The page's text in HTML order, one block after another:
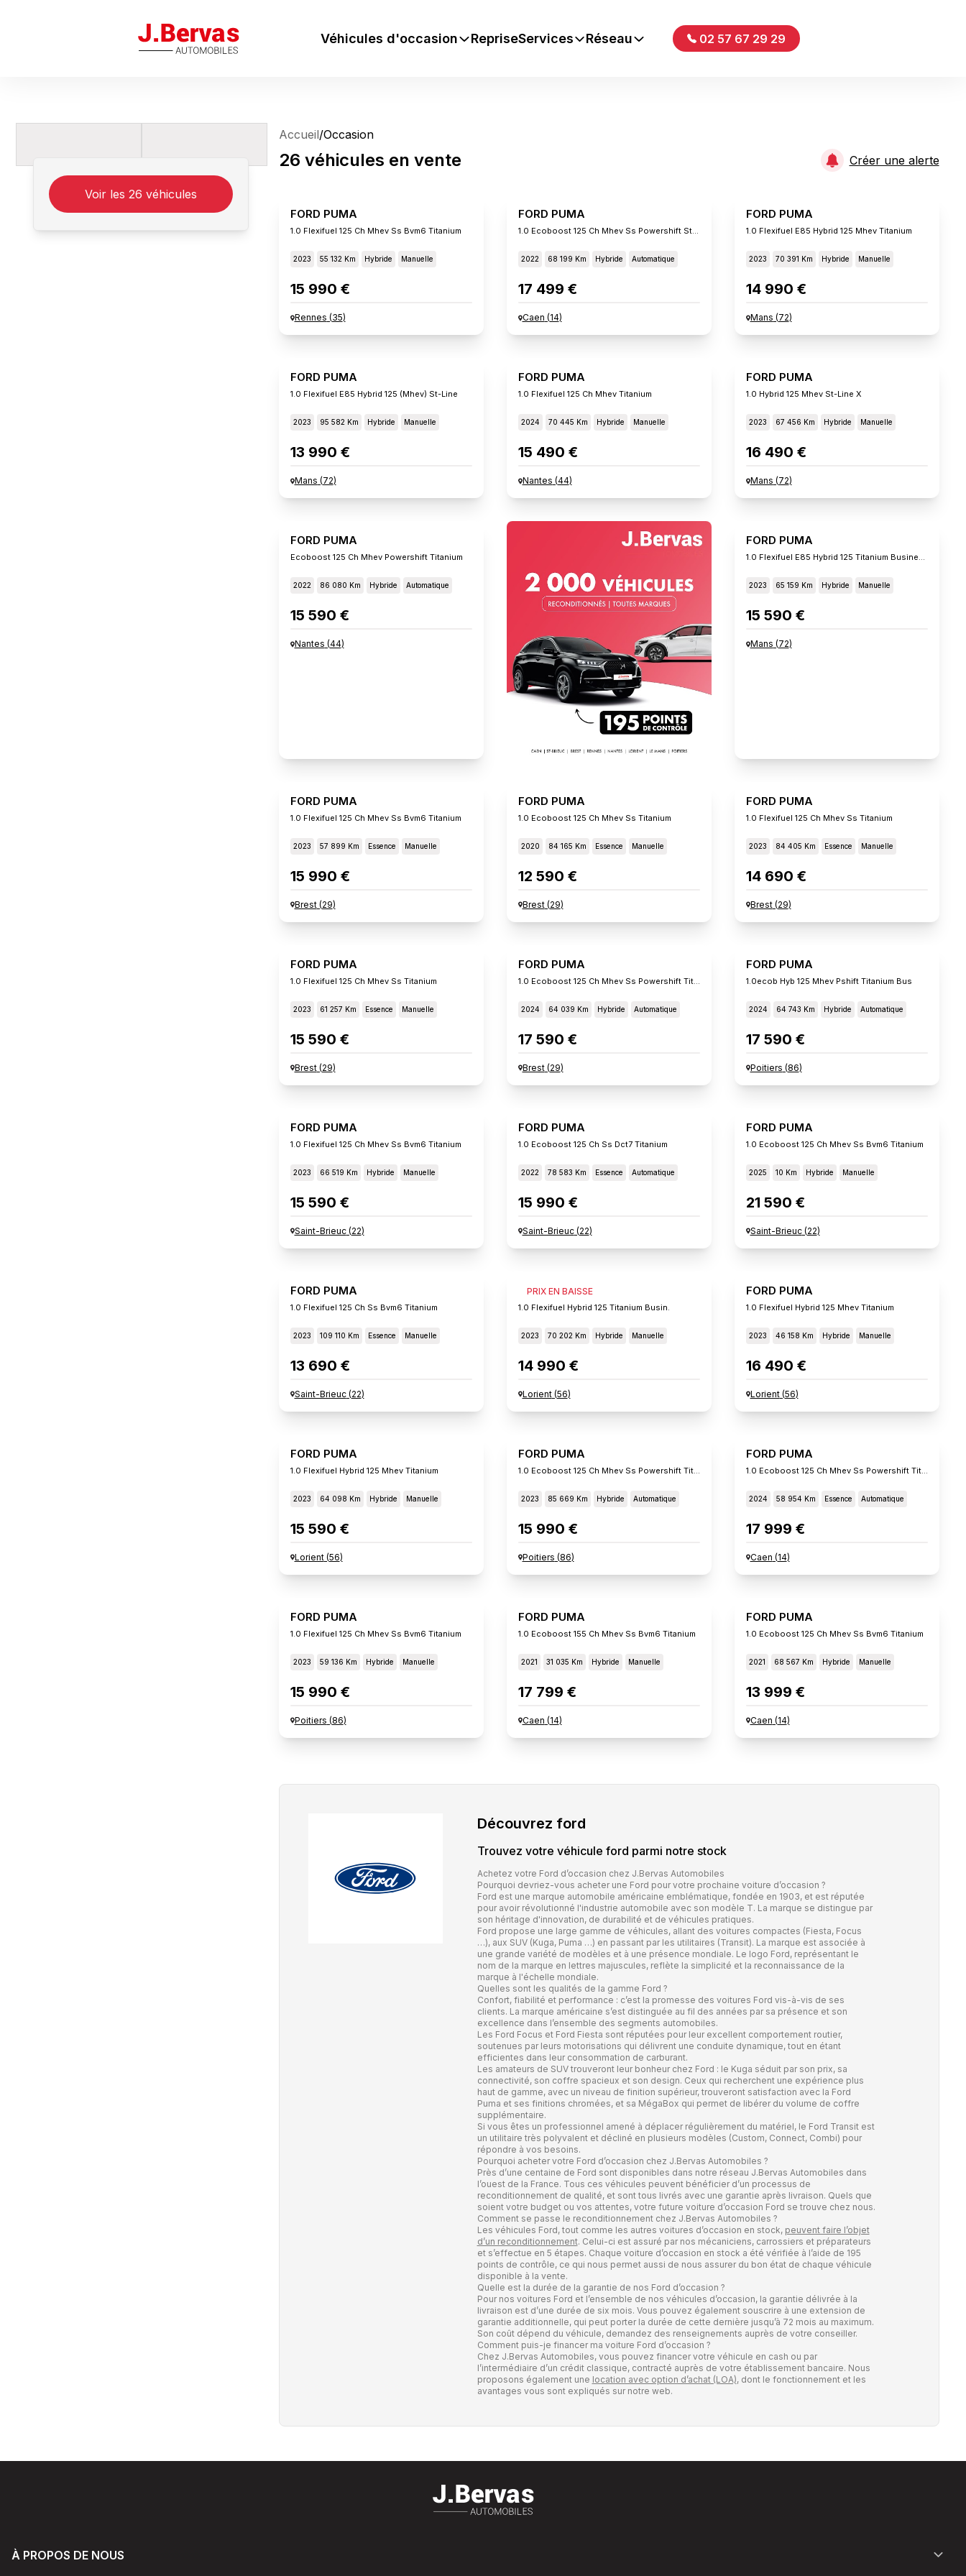
J.Bervas Véhicules d'occasion RepriseServices Réseau 02 57 67 29 29
Voir les 26 véhicules
Accueil/Occasion
26 véhicules en vente Créer une alerte
FORD PUMA
1.0 Flexifuel 125 Ch Mhev Ss Bvm6 Titanium
2023 55 132 Km Hybride Manuelle
15 990 €
Rennes (35)
FORD PUMA
1.0 Ecoboost 125 Ch Mhev Ss Powershift St-Line
2022 68 199 Km Hybride Automatique
17 499 €
Caen (14)
FORD PUMA
1.0 Flexifuel E85 Hybrid 125 Mhev Titanium
2023 70 391 Km Hybride Manuelle
14 990 €
Mans (72)
FORD PUMA
1.0 Flexifuel E85 Hybrid 125 (mhev) St-Line
2023 95 582 Km Hybride Manuelle
13 990 €
Mans (72)
FORD PUMA
1.0 Flexifuel 125 Ch Mhev Titanium
2024 70 445 Km Hybride Manuelle
15 490 €
Nantes (44)
FORD PUMA
1.0 Hybrid 125 Mhev St-Line X
2023 67 456 Km Hybride Manuelle
16 490 €
Mans (72)
FORD PUMA
Ecoboost 125 Ch Mhev Powershift Titanium
2022 86 080 Km Hybride Automatique
15 590 €
Nantes (44)
FORD PUMA
1.0 Flexifuel E85 Hybrid 125 Titanium Business
2023 65 159 Km Hybride Manuelle
15 590 €
Mans (72)
FORD PUMA
1.0 Flexifuel 125 Ch Mhev Ss Bvm6 Titanium
2023 57 899 Km Essence Manuelle
15 990 €
Brest(29)
FORD PUMA
1.0 Ecoboost 125 Ch Mhev Ss Titanium
2020 84 165 Km Essence Manuelle
12 590 €
Brest(29)
FORD PUMA
1.0 Flexifuel 125 Ch Mhev Ss Titanium
2023 84 405 Km Essence Manuelle
14 690 €
Brest(29)
FORD PUMA
1.0 Flexifuel 125 Ch Mhev Ss Titanium
2023 61 257 Km Essence Manuelle
15 590 €
Brest(29)
FORD PUMA
1.0 Ecoboost 125 Ch Mhev Ss Powershift Titanium
2024 64 039 Km Hybride Automatique
17 590 €
Brest(29)
FORD PUMA
1.0ecob Hyb 125 Mhev Pshift Titanium Bus
2024 64 743 Km Hybride Automatique
17 590 €
Poitiers (86)
FORD PUMA
1.0 Flexifuel 125 Ch Mhev Ss Bvm6 Titanium
2023 66 519 Km Hybride Manuelle
15 590 €
Saint-Brieuc(22)
FORD PUMA
1.0 Ecoboost 125 Ch Ss Dct7 Titanium
2022 78 583 Km Essence Automatique
15 990 €
Saint-Brieuc(22)
FORD PUMA
1.0 Ecoboost 125 Ch Mhev Ss Bvm6 Titanium
2025 10 Km Hybride Manuelle
21 590 €
Saint-Brieuc(22)
FORD PUMA
1.0 Flexifuel 125 Ch Ss Bvm6 Titanium
2023 109 110 Km Essence Manuelle
13 690 €
Saint-Brieuc(22)
PRIX EN BAISSE
FORD PUMA
1.0 Flexifuel Hybrid 125 Titanium Busin.
2023 70 202 Km Hybride Manuelle
14 990 €
Lorient(56)
FORD PUMA
1.0 Flexifuel Hybrid 125 Mhev Titanium
2023 46 158 Km Hybride Manuelle
16 490 €
Lorient(56)
FORD PUMA
1.0 Flexifuel Hybrid 125 Mhev Titanium
2023 64 098 Km Hybride Manuelle
15 590 €
Lorient(56)
FORD PUMA
1.0 Ecoboost 125 Ch Mhev Ss Powershift Titanium
2023 85 669 Km Hybride Automatique
15 990 €
Poitiers (86)
FORD PUMA
1.0 Ecoboost 125 Ch Mhev Ss Powershift Titanium
2024 58 954 Km Essence Automatique
17 999 €
Caen (14)
FORD PUMA
1.0 Flexifuel 125 Ch Mhev Ss Bvm6 Titanium
2023 59 136 Km Hybride Manuelle
15 990 €
Poitiers (86)
FORD PUMA
1.0 Ecoboost 155 Ch Mhev Ss Bvm6 Titanium
2021 31 035 Km Hybride Manuelle
17 799 €
Caen (14)
FORD PUMA
1.0 Ecoboost 125 Ch Mhev Ss Bvm6 Titanium
2021 68 567 Km Hybride Manuelle
13 999 €
Caen (14)
Découvrez ford
Trouvez votre véhicule ford parmi notre stock
Achetez votre Ford d’occasion chez J.Bervas Automobiles
Pourquoi devriez-vous acheter une Ford pour votre prochaine voiture d’occasion ?
Ford est une marque automobile américaine emblématique, fondée en 1903, et est réputée
pour avoir révolutionné l'industrie automobile avec son modèle T. La marque se distingue par
son héritage d'innovation, de durabilité et de véhicules pratiques.
Ford propose une large gamme de véhicules, allant des voitures compactes (Fiesta, Focus
…), aux SUV (Kuga, Puma …) en passant par les utilitaires (Transit). La marque est associée à
une grande variété de modèles et à une présence mondiale. Le logo Ford, représentant le
nom de la marque en lettres majuscules, reflète la simplicité et la reconnaissance de la
marque à l'échelle mondiale.
Quelles sont les qualités de la gamme Ford ?
Confort, fiabilité et performance : c’est la promesse des voitures Ford vis-à-vis de ses
clients. La marque américaine s’est distinguée au fil des années par sa présence et son
excellence dans l’ensemble des segments automobiles.
Les Ford Focus et Ford Fiesta sont réputées pour leur excellent comportement routier,
soutenues par leurs motorisations qui délivrent une conduite dynamique, tout en étant
efficientes dans leur consommation de carburant.
Les amateurs de SUV trouveront leur bonheur chez Ford : le Kuga séduit par son prix, sa
connectivité, son coffre spacieux et son design. Ceux qui recherchent une expérience plus
haut de gamme, avec un niveau de finition supérieur, trouveront satisfaction avec la Ford
Puma et ses finitions chromées, et sa MégaBox qui permet de libérer du volume de coffre
supplémentaire.
Si vous êtes un professionnel amené à déplacer régulièrement du matériel, le Ford Transit est
un utilitaire très polyvalent et décliné en plusieurs modèles (Custom, Connect, Combi) pour
répondre à vos besoins.
Pourquoi acheter votre Ford d’occasion chez J.Bervas Automobiles ?
Près d’une centaine de Ford sont disponibles dans notre réseau J.Bervas Automobiles dans
l’ouest de la France. Tous ces véhicules peuvent bénéficier d’un processus de
reconditionnement de qualité, et sont tous livrés avec une garantie après livraison. Quels que
soient votre budget ou vos attentes, votre future voiture d’occasion Ford se trouve chez nous.
Comment se passe le reconditionnement chez J.Bervas Automobiles ?
Les véhicules Ford, tout comme les autres voitures d’occasion en stock, peuvent faire l’objet
d’un reconditionnement. Celui-ci est assuré par nos mécaniciens, carrossiers et préparateurs
et s’effectue en 5 étapes. Chaque voiture d’occasion en stock a été vérifiée à l’aide de 195
points de contrôle, ce qui nous permet aussi de nous assurer du bon état de chaque véhicule
disponible à la vente.
Quelle est la durée de la garantie de nos Ford d’occasion ?
Pour nos voitures Ford et l’ensemble de nos véhicules d’occasion, la garantie délivrée à la
livraison est d’une durée de six mois. Vous pouvez également souscrire à une extension de
garantie additionnelle, qui peut porter la durée de cette dernière jusqu’à 72 mois au maximum.
Son coût dépend du véhicule, demandez des renseignements auprès de votre conseiller.
Comment puis-je financer ma voiture Ford d’occasion ?
Chez J.Bervas Automobiles, vous pouvez financer votre véhicule en cash ou par
l’intermédiaire d’un crédit classique, contracté auprès de votre établissement bancaire. Nous
proposons également une location avec option d’achat (LOA), dont le fonctionnement et les
avantages vous sont expliqués sur notre web.
À PROPOS DE NOUS